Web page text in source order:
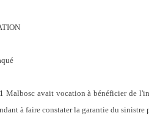
Malbosc avait vocation à bénéficier de
à faire constater la garantie du sinistre